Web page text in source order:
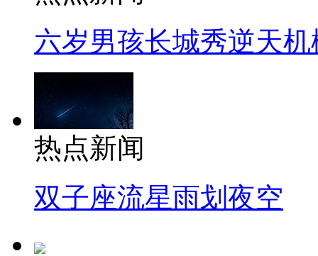
六岁男孩长城秀逆天机
热点新闻
双子座流星雨划夜空